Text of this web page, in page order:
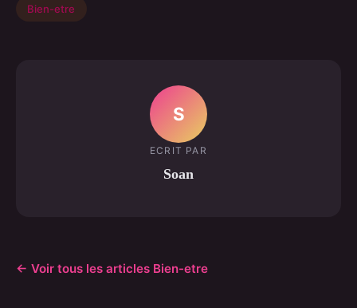
Bien-etre
S
ECRIT PAR
Soan
← Voir tous les articles Bien-etre